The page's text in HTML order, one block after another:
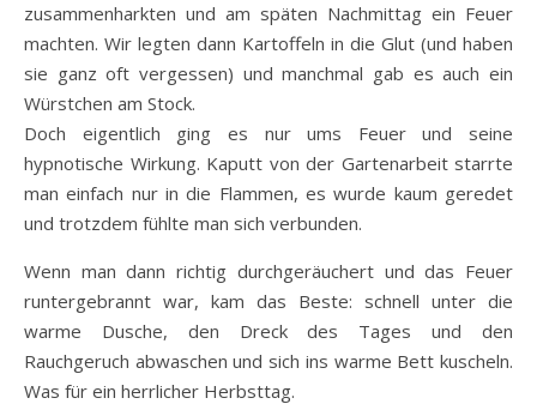
zusammenharkten und am späten Nachmittag ein Feuer
machten. Wir legten dann Kartoffeln in die Glut (und haben
sie ganz oft vergessen) und manchmal gab es auch ein
Würstchen am Stock.
Doch eigentlich ging es nur ums Feuer und seine
hypnotische Wirkung. Kaputt von der Gartenarbeit starrte
man einfach nur in die Flammen, es wurde kaum geredet
und trotzdem fühlte man sich verbunden.
Wenn man dann richtig durchgeräuchert und das Feuer
runtergebrannt war, kam das Beste: schnell unter die
warme Dusche, den Dreck des Tages und den
Rauchgeruch abwaschen und sich ins warme Bett kuscheln.
Was für ein herrlicher Herbsttag.